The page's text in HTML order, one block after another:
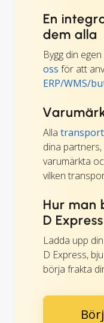
En
dem alla
Bygg din
oss för att
ERP/WMS/
Alla
dina
varumärkta
vilken
Hur man
D Express
Ladda upp
D Express,
börja frakta